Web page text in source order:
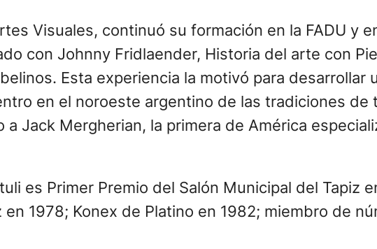
Visuales, continuó su formación en la FADU y
con Johnny Fridlaender, Historia del arte con
Esta experiencia la motivó para desarrollar
en el noroeste argentino de las tradiciones de
a Jack Mergherian, la primera de América
es Primer Premio del Salón Municipal del Tapiz
1978; Konex de Platino en 1982; miembro de